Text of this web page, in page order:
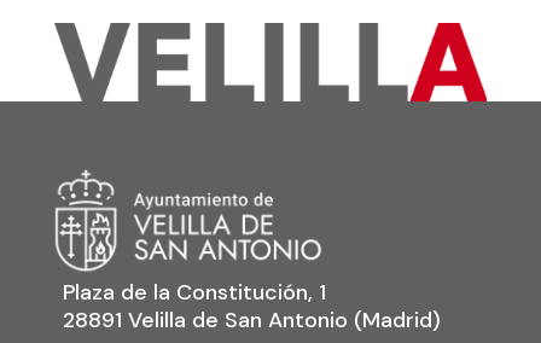
Plaza de la Constitución, 1
28891 Velilla de San Antonio (Madrid)